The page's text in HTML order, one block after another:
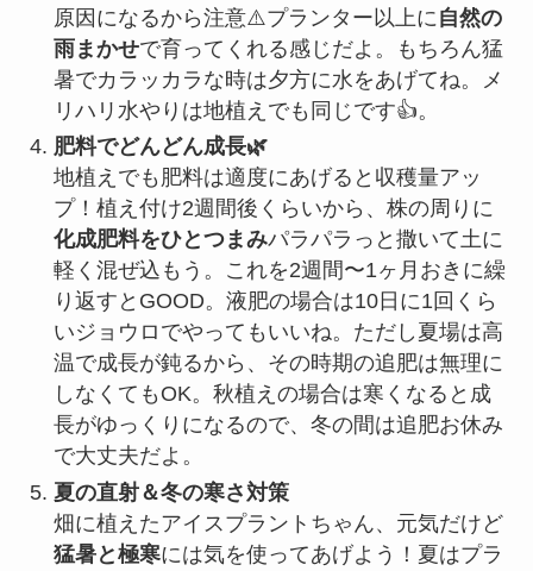
原因になるから注意⚠️プランター以上に 自然の
雨まかせで育ってくれる感じだよ。もちろん猛
暑でカラッカラな時は夕方に水をあげてね。メ
リハリ水やりは地植えでも同じです👍。
肥料でどんどん成長🌿
地植えでも肥料は適度にあげると収穫量アッ
プ！植え付け2週間後くらいから、株の周りに
化成肥料をひとつまみパラパラっと撒いて土に
軽く混ぜ込もう。これを2週間〜1ヶ月おきに繰
り返すとGOOD。液肥の場合は10日に1回くら
いジョウロでやってもいいね。ただし夏場は高
温で成長が鈍るから、その時期の追肥は無理に
しなくてもOK。秋植えの場合は寒くなると成
長がゆっくりになるので、冬の間は追肥お休み
で大丈夫だよ。
夏の直射＆冬の寒さ対策
畑に植えたアイスプラントちゃん、元気だけど
猛暑と極寒には気を使ってあげよう！夏はプラ